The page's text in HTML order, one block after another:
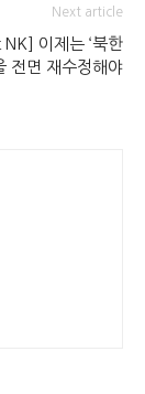
Next article
이제는 ‘북한
전면 재수정해야